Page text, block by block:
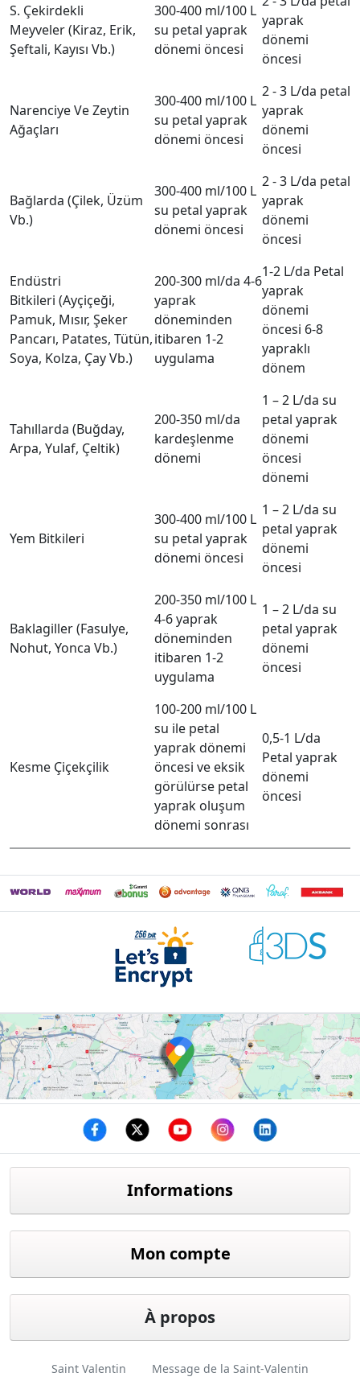
S. Çekirdekli
Meyveler (Kiraz, Erik,
Şeftali, Kayısı Vb.)
300-400 ml/100 L
su petal yaprak
dönemi öncesi
yaprak
dönemi
öncesi
Narenciye Ve Zeytin
Ağaçları
300-400 ml/100 L
su petal yaprak
dönemi öncesi
2 - 3 L/da petal
yaprak
dönemi
öncesi
Bağlarda (Çilek, Üzüm
Vb.)
300-400 ml/100 L
su petal yaprak
dönemi öncesi
2 - 3 L/da petal
yaprak
dönemi
öncesi
Endüstri
Bitkileri (Ayçiçeği,
Pamuk, Mısır, Şeker
Pancarı, Patates, Tütün,
Soya, Kolza, Çay Vb.)
200-300 ml/da 4-6
yaprak
döneminden
itibaren 1-2
uygulama
1-2 L/da Petal
yaprak
dönemi
öncesi 6-8
yapraklı
dönem
Tahıllarda (Buğday,
Arpa, Yulaf, Çeltik)
200-350 ml/da
kardeşlenme
dönemi
1 – 2 L/da su
petal yaprak
dönemi
öncesi
dönemi
Yem Bitkileri
300-400 ml/100 L
su petal yaprak
dönemi öncesi
1 – 2 L/da su
petal yaprak
dönemi
öncesi
Baklagiller (Fasulye,
Nohut, Yonca Vb.)
200-350 ml/100 L
4-6 yaprak
döneminden
itibaren 1-2
uygulama
1 – 2 L/da su
petal yaprak
dönemi
öncesi
Kesme Çiçekçilik
100-200 ml/100 L
su ile petal
yaprak dönemi
öncesi ve eksik
görülürse petal
yaprak oluşum
dönemi sonrası
0,5-1 L/da
Petal yaprak
dönemi
öncesi
Informations
Mon compte
À propos
Saint Valentin Message de la Saint-Valentin